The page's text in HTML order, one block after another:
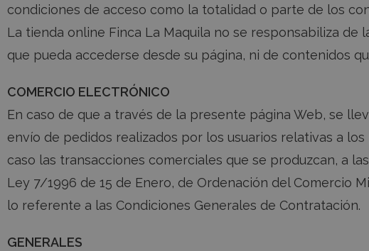
condiciones de acceso como la totalidad o parte de los
La tienda online Finca La Maquila no se responsabiliza
que pueda accederse desde su página, ni de contenidos
COMERCIO ELECTRÓNICO
En caso de que a través de la presente página Web, se
envío de pedidos realizados por los usuarios relativas a
caso las transacciones comerciales que se produzcan, a
Ley 7/1996 de 15 de Enero, de Ordenación del Comercio
lo referente a las Condiciones Generales de Contratación.
GENERALES